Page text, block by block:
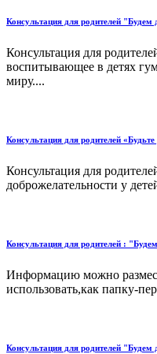
Консультация для родителей
Консультация для
воспитывающее в детях
миру....
Консультация для родителей
Консультация для
доброжелательности у
Консультация для родителей :
Информацию можно
использовать,как папку-
Консультация для родителей "Будем